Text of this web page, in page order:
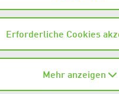
Erforderliche Cookies
Mehr anzeigen
Wir
auf
Von